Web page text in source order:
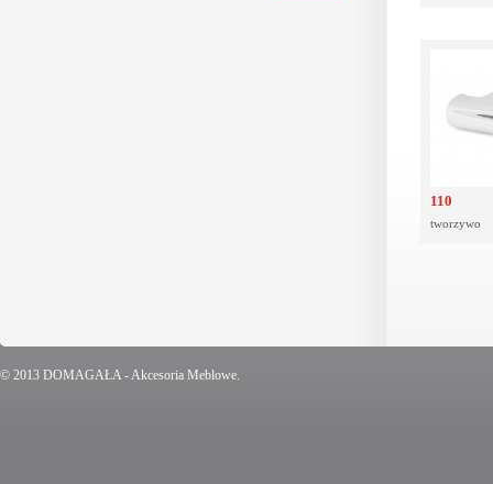
110
tworzywo
© 2013 DOMAGAŁA - Akcesoria Meblowe.